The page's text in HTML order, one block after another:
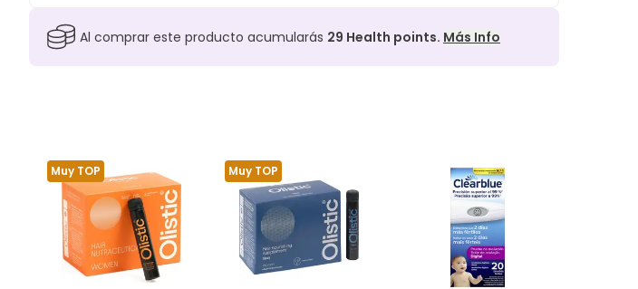
Al comprar este producto acumularás 29 Health points. Más Info
Muy TOP Muy TOP